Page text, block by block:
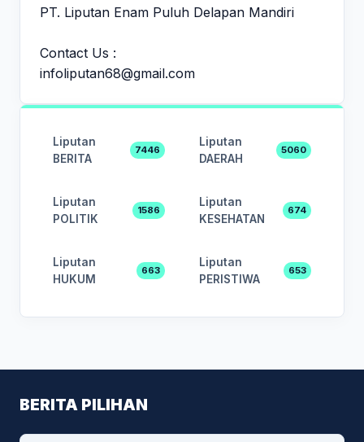
PT. Liputan Enam Puluh Delapan Mandiri
Contact Us :
infoliputan68@gmail.com
Liputan
BERITA
7446
Liputan
DAERAH
5060
Liputan
POLITIK
1586
Liputan
KESEHATAN
674
Liputan
HUKUM
663
Liputan
PERISTIWA
653
BERITA PILIHAN